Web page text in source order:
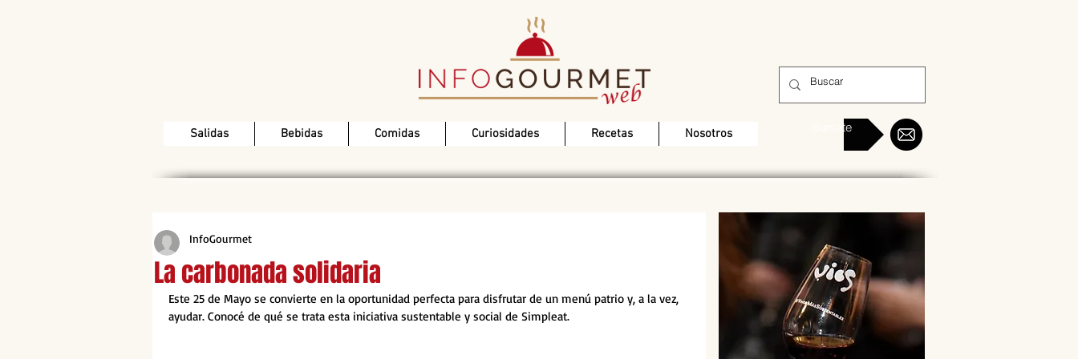
Salidas Bebidas Comidas Curiosidades Recetas Nosotros Sumate
La carbonada solidaria
InfoGourmet
Este 25 de Mayo se convierte en la oportunidad perfecta para disfrutar de un menú patrio y, a la vez,
ayudar. Conocé de qué se trata esta iniciativa sustentable y social de Simpleat.